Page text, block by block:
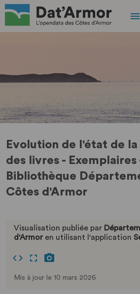
Evolution de l'état de
des livres - Exemplaires
Bibliothèque
Côtes d'Armor
Visualisation publiée par
d'Armor en utilisant l'application
Mis à jour le 10 mars 2026